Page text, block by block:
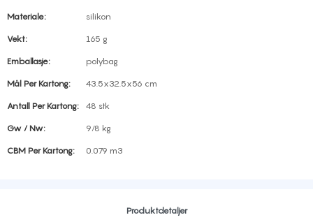
Materiale: silikon
Vekt: 165 g
Emballasje: polybag
Mål Per Kartong: 43.5x32.5x56 cm
Antall Per Kartong: 48 stk
Gw / Nw: 9/8 kg
CBM Per Kartong: 0.079 m3
Produktdetaljer